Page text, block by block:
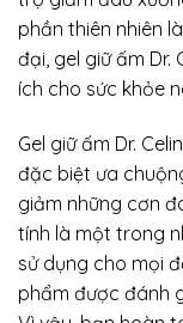
phần thiên nhiên
đại, gel giữ ấm Dr.
ích cho sức khỏe
Gel giữ ấm Dr.
đặc biệt ưa
giảm những cơn
tính là một trong
sử dụng cho mọi
phẩm được đánh